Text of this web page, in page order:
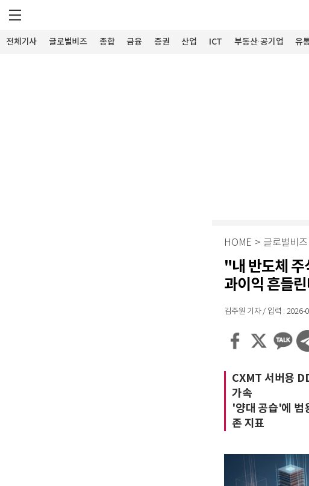
전체기사 글로벌비즈 종합 금융 증권 산업 ICT 부동산·공기업 유
HOME > 글로벌비즈
"내 반도체 주
과이익 흔들
김주원 기자 / 입력 : 2026-
CXMT 서버용
가속
'양대 공습'에 범
존 지표